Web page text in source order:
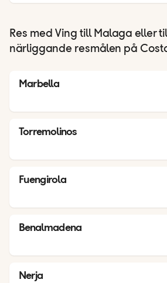
Res med Ving till Malaga eller
närliggande resmålen på
Marbella
Torremolinos
Fuengirola
Benalmadena
Nerja